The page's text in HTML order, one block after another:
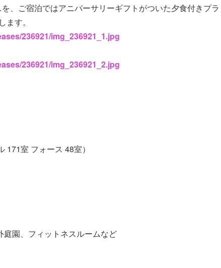
、ご宿泊ではアニバーサリーギフトがついた夕食付きプラ
す。
236921/img_236921_1.jpg
236921/img_236921_2.jpg
171室 フォース 48室）
園、フィットネスルームなど